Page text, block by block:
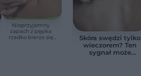
Nieprzyjemny
zapach z pępka
rzadko bierze się
Skóra swędzi tylko
wieczorem? Ten
sygnał może